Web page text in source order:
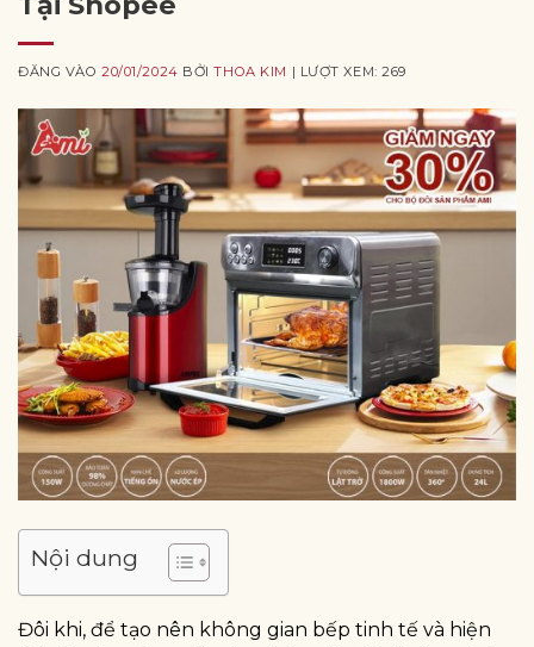
ĐĂNG VÀO20/01/2024 BỞITHOA KIM | LƯỢT XEM: 269
Nội dung
Đôi khi, để tạo nên không gian bếp tinh tế và hiện